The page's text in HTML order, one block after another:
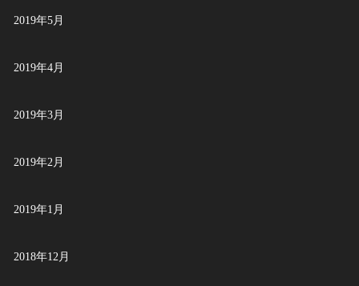
2019年5月
2019年4月
2019年3月
2019年2月
2019年1月
2018年12月